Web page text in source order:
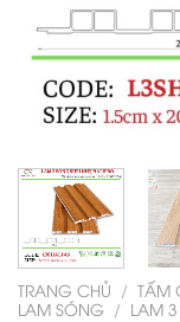
TRANG CHỦ / TẤM
LAM SÓNG / LAM 3